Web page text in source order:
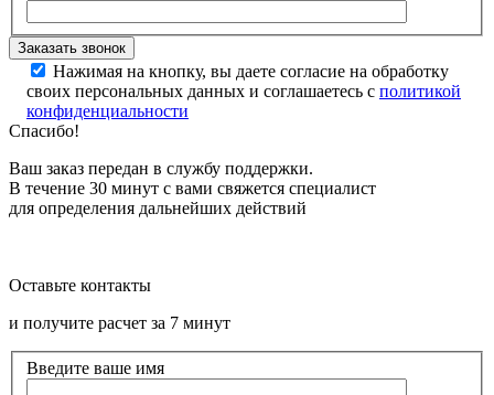
Нажимая на кнопку, вы даете согласие на обработку
своих персональных данных и соглашаетесь с политикой
конфиденциальности
Спасибо!
Ваш заказ передан в службу поддержки.
В течение 30 минут с вами свяжется специалист
для определения дальнейших действий
Оставьте контакты
и получите расчет за 7 минут
Введите ваше имя